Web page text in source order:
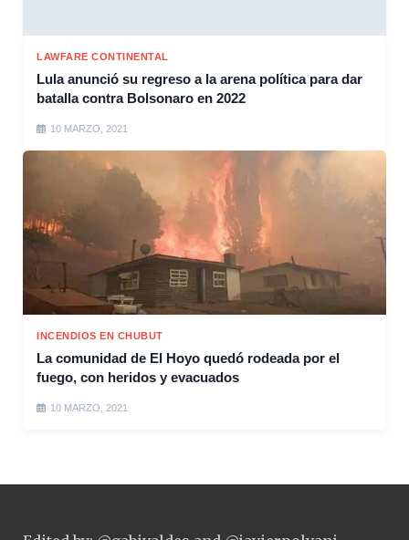
LAWFARE CONTINENTAL
Lula anunció su regreso a la arena política para dar
batalla contra Bolsonaro en 2022
10 MARZO, 2021
INCENDIOS EN CHUBUT
La comunidad de El Hoyo quedó rodeada por el
fuego, con heridos y evacuados
10 MARZO, 2021